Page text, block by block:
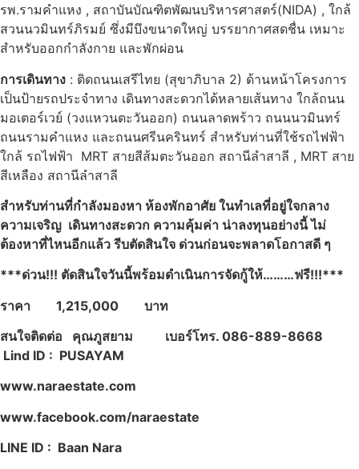
รพ.รามคำแหง , สถาบันบัณฑิตพัฒนบริหารศาสตร์(NIDA) , ใกล้
สวนนวมินทร์ภิรมย์ ซึ่งมีบึงขนาดใหญ่ บรรยากาศสดชื่น เหมาะ
สำหรับออกกำลังกาย และพักผ่อน
การเดินทาง : ติดถนนเสรีไทย (สุขาภิบาล 2) ด้านหน้าโครงการ
เป็นป้ายรถประจำทาง เดินทางสะดวกได้หลายเส้นทาง ใกล้ถนน
มอเตอร์เวย์ (วงแหวนตะวันออก) ถนนลาดพร้าว ถนนนวมินทร์
ถนนรามคำแหง และถนนศรีนครินทร์ สำหรับท่านที่ใช้รถไฟฟ้า
ใกล้ รถไฟฟ้า MRT สายสีส้มตะวันออก สถานีลำสาลี , MRT สาย
สีเหลือง สถานีลำสาลี
สำหรับท่านที่กำลังมองหา ห้องพักอาศัย ในทำเลที่อยู่ใจกลาง
ความเจริญ เดินทางสะดวก ความคุ้มค่า น่าลงทุนอย่างนี้ ไม่
ต้องหาที่ไหนอีกแล้ว รีบตัดสินใจ ด่วนก่อนจะพลาดโอกาสดี ๆ
***ด่วน!!! ตัดสินใจวันนี้พร้อมดำเนินการจัดกู้ให้………ฟรี!!!***
ราคา 1,215,000 บาท
สนใจติดต่อ คุณภูสยาม เบอร์โทร. 086-889-8668
Lind ID : PUSAYAM
www.naraestate.com
www.facebook.com/naraestate
LINE ID : Baan Nara